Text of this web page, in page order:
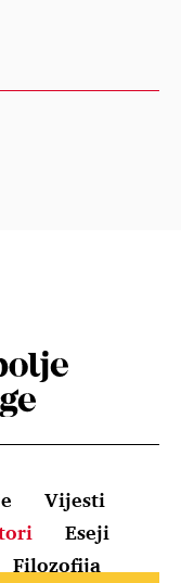
Vijesti
Eseji
Filozofija